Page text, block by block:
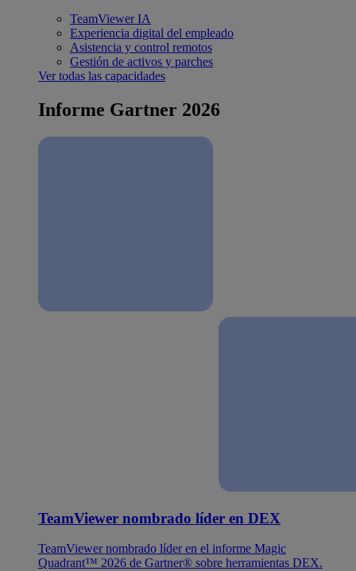
TeamViewer IA
Experiencia digital del empleado
Asistencia y control remotos
Gestión de activos y parches
Ver todas las capacidades
Informe Gartner 2026
TeamViewer nombrado líder en DEX
TeamViewer nombrado líder en el informe Magic
Quadrant™ 2026 de Gartner® sobre herramientas DEX.